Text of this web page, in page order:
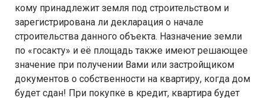
кому принадлежит земля под строительством и
зарегистрирована ли декларация о начале
строительства данного объекта. Назначение земли
по «госакту» и её площадь также имеют решающее
значение при получении Вами или застройщиком
документов о собственности на квартиру, когда дом
будет сдан! При покупке в кредит, квартира будет